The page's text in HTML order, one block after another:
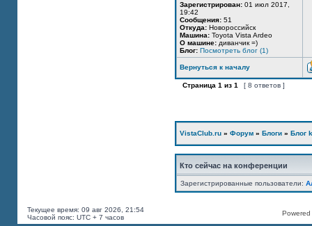
Зарегистрирован: 01 июл 2017,
19:42
Сообщения: 51
Откуда: Новороссийск
Машина: Toyota Vista Ardeo
О машине: диванчик =)
Блог: Посмотреть блог (1)
Вернуться к началу
Страница 1 из 1 [ 8 ответов ]
VistaClub.ru » Форум » Блоги » Блог
Кто сейчас на конференции
Зарегистрированные пользователи:
Текущее время: 09 авг 2026, 21:54
Часовой пояс: UTC + 7 часов